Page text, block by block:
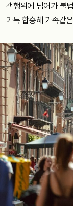
객행위에 넘어가 불
가득 합승해 가족같